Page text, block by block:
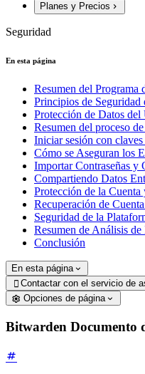
Planes y Precios
Seguridad
En esta página
Resumen del
Principios de Seguridad
Protección de Datos del
Resumen del proceso
Iniciar sesión con
Cómo se Aseguran los
Importar Contraseñas y
Compartiendo Datos
Protección de la
Recuperación de
Seguridad de la
Resumen de Análisis
Conclusión
En esta página
 Contactar con el servicio de
Opciones de página
Bitwarden Documento